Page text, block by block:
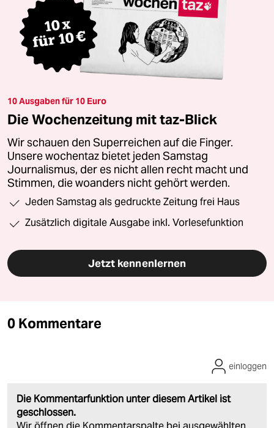
10 Ausgaben für 10 Euro
Die Wochenzeitung mit taz-Blick
Wir schauen den Superreichen auf die Finger.
Unsere wochentaz bietet jeden Samstag
Journalismus, der es nicht allen recht macht und
Stimmen, die woanders nicht gehört werden.
Jeden Samstag als gedruckte Zeitung frei Haus
Zusätzlich digitale Ausgabe inkl. Vorlesefunktion
Jetzt kennenlernen
0 Kommentare
Die Kommentarfunktion unter diesem Artikel ist
geschlossen.
einloggen